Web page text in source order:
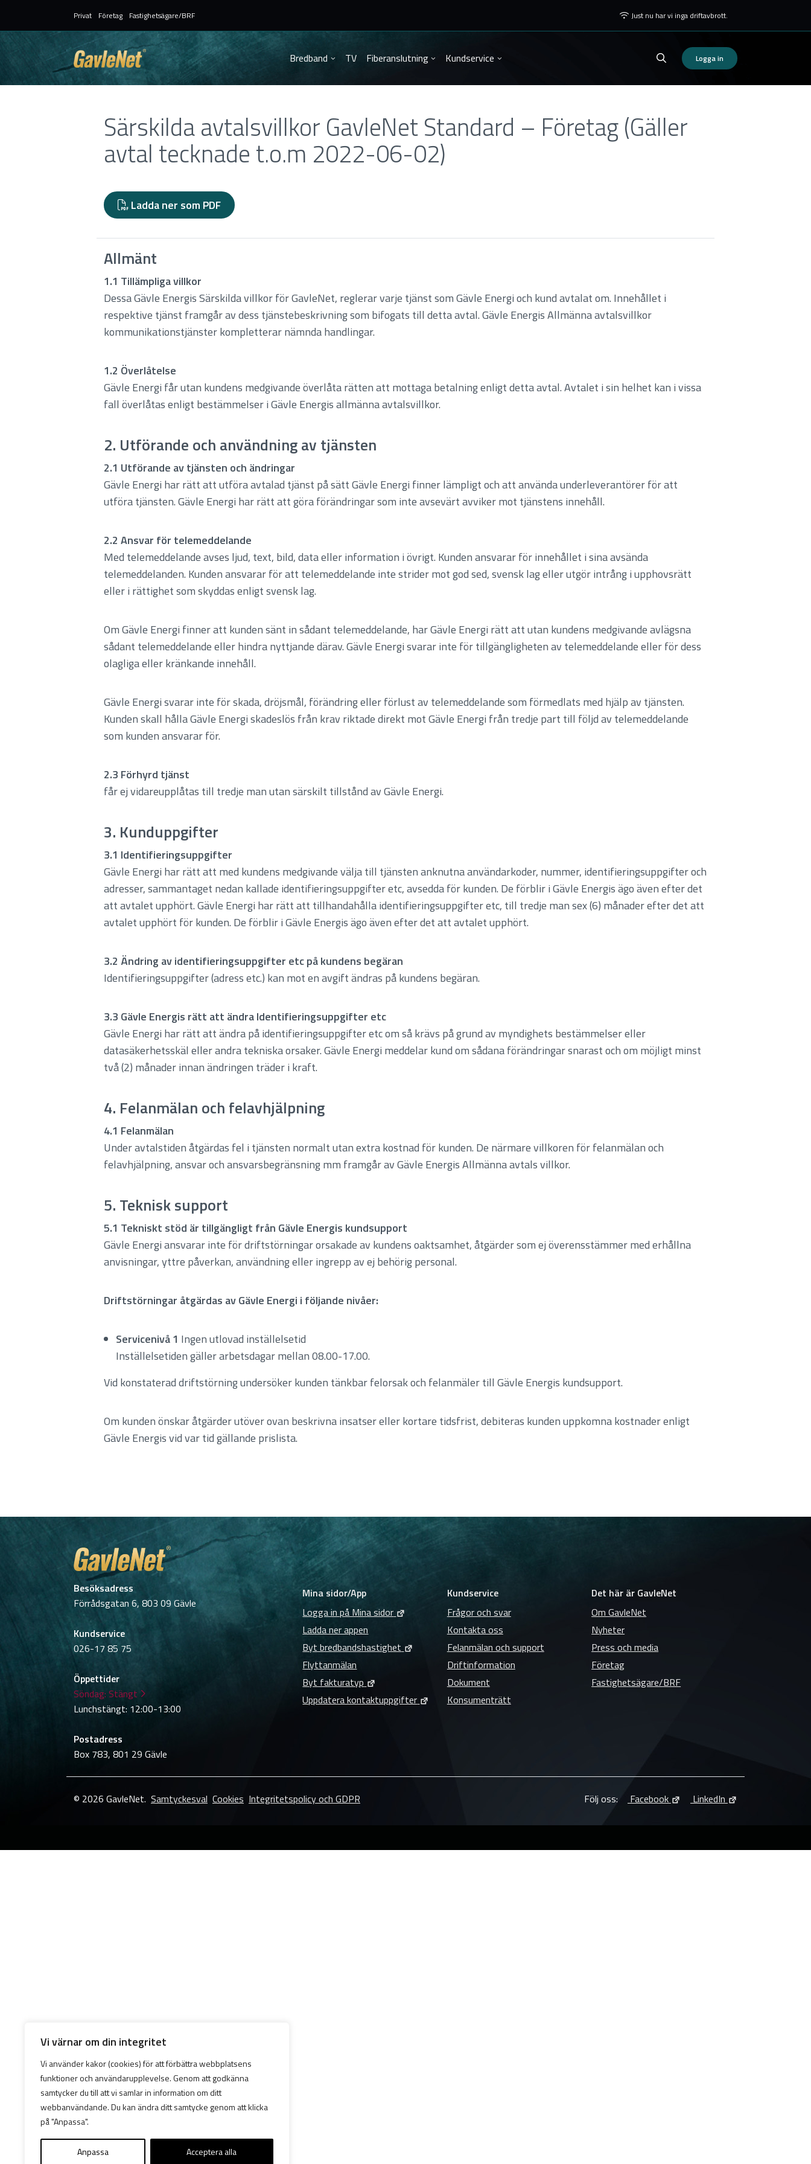
Vi värnar om din integritet
Vi använder kakor (cookies) för att förbättra webbplatsens
funktioner och användarupplevelse. Genom att godkänna
samtycker du till att vi samlar in information om ditt
webbanvändande. Du kan ändra ditt samtycke genom att klicka
på "Anpassa".
Anpassa Acceptera alla
Privat Företag Fastighetsägare/BRF Just nu har vi inga driftavbrott.
Bredband TV Fiberanslutning Kundservice Logga in
Särskilda avtalsvillkor GavleNet Standard – Företag (Gäller
avtal tecknade t.o.m 2022-06-02)
Ladda ner som PDF
Allmänt
1.1 Tillämpliga villkor
Dessa Gävle Energis Särskilda villkor för GavleNet, reglerar varje tjänst som Gävle Energi och kund avtalat om. Innehållet i
respektive tjänst framgår av dess tjänstebeskrivning som bifogats till detta avtal. Gävle Energis Allmänna avtalsvillkor
kommunikationstjänster kompletterar nämnda handlingar.
1.2 Överlåtelse
Gävle Energi får utan kundens medgivande överlåta rätten att mottaga betalning enligt detta avtal. Avtalet i sin helhet kan i vissa
fall överlåtas enligt bestämmelser i Gävle Energis allmänna avtalsvillkor.
2. Utförande och användning av tjänsten
2.1 Utförande av tjänsten och ändringar
Gävle Energi har rätt att utföra avtalad tjänst på sätt Gävle Energi finner lämpligt och att använda underleverantörer för att
utföra tjänsten. Gävle Energi har rätt att göra förändringar som inte avsevärt avviker mot tjänstens innehåll.
2.2 Ansvar för telemeddelande
Med telemeddelande avses ljud, text, bild, data eller information i övrigt. Kunden ansvarar för innehållet i sina avsända
telemeddelanden. Kunden ansvarar för att telemeddelande inte strider mot god sed, svensk lag eller utgör intrång i upphovsrätt
eller i rättighet som skyddas enligt svensk lag.
Om Gävle Energi finner att kunden sänt in sådant telemeddelande, har Gävle Energi rätt att utan kundens medgivande avlägsna
sådant telemeddelande eller hindra nyttjande därav. Gävle Energi svarar inte för tillgängligheten av telemeddelande eller för dess
olagliga eller kränkande innehåll.
Gävle Energi svarar inte för skada, dröjsmål, förändring eller förlust av telemeddelande som förmedlats med hjälp av tjänsten.
Kunden skall hålla Gävle Energi skadeslös från krav riktade direkt mot Gävle Energi från tredje part till följd av telemeddelande
som kunden ansvarar för.
2.3 Förhyrd tjänst
får ej vidareupplåtas till tredje man utan särskilt tillstånd av Gävle Energi.
3. Kunduppgifter
3.1 Identifieringsuppgifter
Gävle Energi har rätt att med kundens medgivande välja till tjänsten anknutna användarkoder, nummer, identifieringsuppgifter och
adresser, sammantaget nedan kallade identifieringsuppgifter etc, avsedda för kunden. De förblir i Gävle Energis ägo även efter det
att avtalet upphört. Gävle Energi har rätt att tillhandahålla identifieringsuppgifter etc, till tredje man sex (6) månader efter det att
avtalet upphört för kunden. De förblir i Gävle Energis ägo även efter det att avtalet upphört.
3.2 Ändring av identifieringsuppgifter etc på kundens begäran
Identifieringsuppgifter (adress etc.) kan mot en avgift ändras på kundens begäran.
3.3 Gävle Energis rätt att ändra Identifieringsuppgifter etc
Gävle Energi har rätt att ändra på identifieringsuppgifter etc om så krävs på grund av myndighets bestämmelser eller
datasäkerhetsskäl eller andra tekniska orsaker. Gävle Energi meddelar kund om sådana förändringar snarast och om möjligt minst
två (2) månader innan ändringen träder i kraft.
4. Felanmälan och felavhjälpning
4.1 Felanmälan
Under avtalstiden åtgärdas fel i tjänsten normalt utan extra kostnad för kunden. De närmare villkoren för felanmälan och
felavhjälpning, ansvar och ansvarsbegränsning mm framgår av Gävle Energis Allmänna avtals villkor.
5. Teknisk support
5.1 Tekniskt stöd är tillgängligt från Gävle Energis kundsupport
Gävle Energi ansvarar inte för driftstörningar orsakade av kundens oaktsamhet, åtgärder som ej överensstämmer med erhållna
anvisningar, yttre påverkan, användning eller ingrepp av ej behörig personal.
Driftstörningar åtgärdas av Gävle Energi i följande nivåer:
Servicenivå 1 Ingen utlovad inställelsetid
Inställelsetiden gäller arbetsdagar mellan 08.00-17.00.
Vid konstaterad driftstörning undersöker kunden tänkbar felorsak och felanmäler till Gävle Energis kundsupport.
Om kunden önskar åtgärder utöver ovan beskrivna insatser eller kortare tidsfrist, debiteras kunden uppkomna kostnader enligt
Gävle Energis vid var tid gällande prislista.
Besöksadress
Förrådsgatan 6, 803 09 Gävle
Kundservice
026-17 85 75
Öppettider
Söndag: Stängt
Lunchstängt: 12:00-13:00
Postadress
Box 783, 801 29 Gävle
Mina sidor/App
Logga in på Mina sidor
Ladda ner appen
Byt bredbandshastighet
Flyttanmälan
Byt fakturatyp
Uppdatera kontaktuppgifter
Kundservice
Frågor och svar
Kontakta oss
Felanmälan och support
Driftinformation
Dokument
Konsumenträtt
Det här är GavleNet
Om GavleNet
Nyheter
Press och media
Företag
Fastighetsägare/BRF
© 2026 GavleNet. Samtyckesval Cookies Integritetspolicy och GDPR Följ oss: Facebook LinkedIn